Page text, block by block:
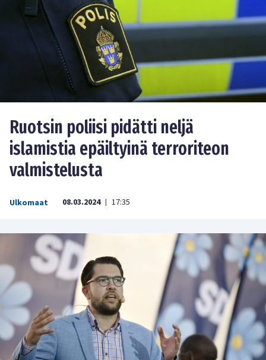
Ruotsin poliisi pidätti neljä
islamistia epäiltyinä terroriteon
valmistelusta
Ulkomaat 08.03.2024 | 17:35